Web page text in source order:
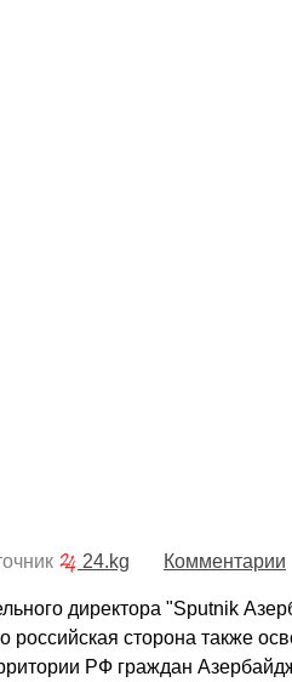
24.kg Комментарии
директора "Sputnik
российская сторона также
РФ граждан